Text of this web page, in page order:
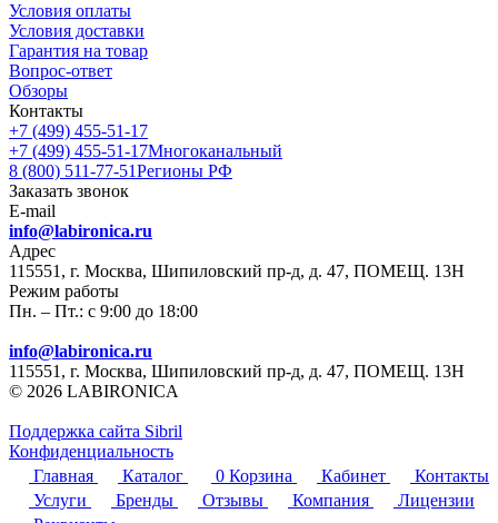
Условия оплаты
Условия доставки
Гарантия на товар
Вопрос-ответ
Обзоры
Контакты
+7 (499) 455-51-17
+7 (499) 455-51-17Многоканальный
8 (800) 511-77-51Регионы РФ
Заказать звонок
E-mail
info@labironica.ru
Адрес
115551, г. Москва, Шипиловский пр-д, д. 47, ПОМЕЩ. 13Н
Режим работы
Пн. – Пт.: с 9:00 до 18:00
info@labironica.ru
115551, г. Москва, Шипиловский пр-д, д. 47, ПОМЕЩ. 13Н
© 2026 LABIRONICA
Поддержка сайта Sibril
Конфиденциальность
Главная
Каталог 0 Корзина Кабинет
Контакты
Услуги
Бренды Отзывы Компания
Лицензии